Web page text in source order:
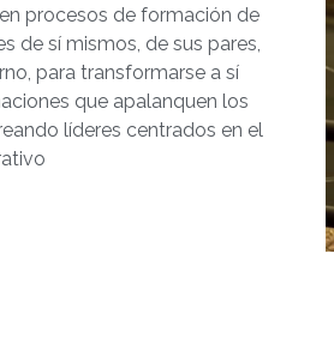
procesos de formación de
de sí mismos, de sus pares,
para transformarse a sí
que apalanquen los
líderes centrados en el